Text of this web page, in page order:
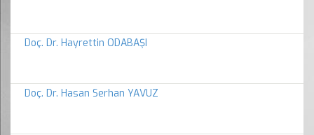
Doç. Dr. Hayrettin ODABAŞI
Doç. Dr. Hasan Serhan YAVUZ